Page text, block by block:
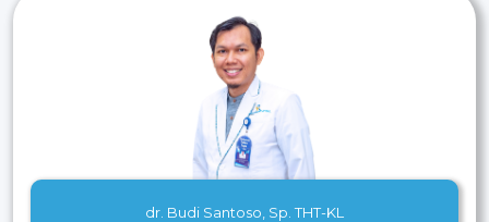
dr. Budi Santoso, Sp. THT-KL